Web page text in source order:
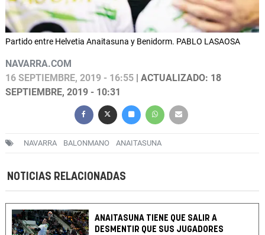
Partido entre Helvetia Anaitasuna y Benidorm. PABLO LASAOSA
NAVARRA.COM
16 SEPTIEMBRE, 2019 - 16:55 | ACTUALIZADO: 18
SEPTIEMBRE, 2019 - 10:31
NAVARRA BALONMANO ANAITASUNA
NOTICIAS RELACIONADAS
ANAITASUNA TIENE QUE SALIR A
DESMENTIR QUE SUS JUGADORES